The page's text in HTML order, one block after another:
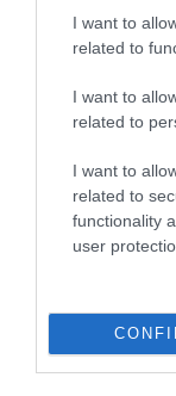
I want to
related to
I want to
related to
I want to
related to
functionality
user
Το
από την ΕΕ
ενισχύει την
των παιδιών
31.07.2026
ΑΑΔΕ:
για τα
παραβάσεις
αφορούν τους
Τεχνητή
δεν είναι απλώς
νέα
31.07.2026